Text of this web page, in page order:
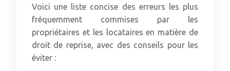
Voici une liste concise des erreurs les plus
fréquemment commises par les
propriétaires et les locataires en matière de
droit de reprise, avec des conseils pour les
éviter :